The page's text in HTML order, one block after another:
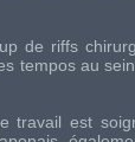
de riffs
tempos au
travail est